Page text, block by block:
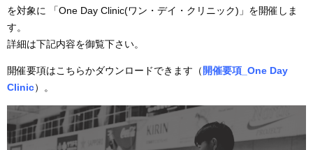
を対象に 「One Day Clinic(ワン・デイ・クリニック)」を開催しま
す。
詳細は下記内容を御覧下さい。
開催要項はこちらかダウンロードできます（ 開催要項_One Day
Clinic）。